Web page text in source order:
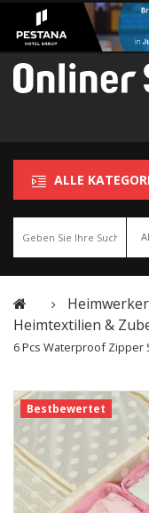
ALLE
Heimwerker
Heimtextilien &
6 Pcs Waterproof Zipper
Bestbewertet